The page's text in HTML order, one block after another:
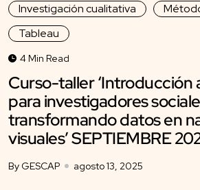
Investigación cualitativa
Tableau
4 Min Read
Curso-taller ‘Introducción
para investigadores
transformando datos en
visuales’ SEPTIEMBRE
By GESCAP agosto 13, 2025